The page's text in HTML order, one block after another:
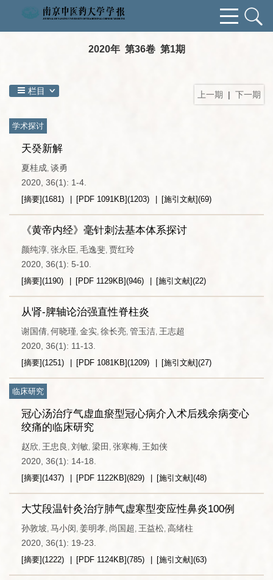
2020年 第36卷 第1期
上一期 | 下一期
栏目
学术探讨
天癸新解
夏桂成, 谈勇
2020, 36(1): 1-4.
[摘要](1681) [PDF 1091KB](1203) [施引文献](69)
《黄帝内经》毫针刺法基本体系探讨
颜纯淳, 张永臣, 毛逸斐, 贾红玲
2020, 36(1): 5-10.
[摘要](1190) [PDF 1129KB](946) [施引文献](22)
从肾-脾轴论治强直性脊柱炎
谢国倩, 何晓瑾, 金实, 徐长亮, 管玉洁, 王志超
2020, 36(1): 11-13.
[摘要](1251) [PDF 1081KB](1209) [施引文献](27)
临床研究
冠心汤治疗气虚血瘀型冠心病介入术后残余病变心
绞痛的临床研究
赵欣, 王忠良 , 刘敏, 梁田 , 张寒梅, 王如侠
2020, 36(1): 14-18.
[摘要](1437) [PDF 1122KB](829) [施引文献](48)
大艾段温针灸治疗肺气虚寒型变应性鼻炎100例
孙敦坡, 马小闵, 姜明孝, 尚国超 , 王益松, 高绪柱
2020, 36(1): 19-23.
[摘要](1222) [PDF 1124KB](785) [施引文献](63)